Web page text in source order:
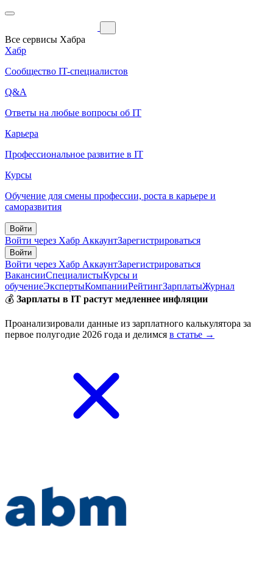
Все сервисы Хабра
Хабр
Сообщество IT-специалистов
Q&A
Ответы на любые вопросы об IT
Карьера
Профессиональное развитие в IT
Курсы
Обучение для смены профессии, роста в карьере и
саморазвития
Войти
Войти через Хабр АккаунтЗарегистрироваться
Войти
Войти через Хабр АккаунтЗарегистрироваться
ВакансииСпециалистыКурсы и
обучениеЭкспертыКомпанииРейтингЗарплатыЖурнал
💰 Зарплаты в IT растут медленнее инфляции
Проанализировали данные из зарплатного калькулятора за
первое полугодие 2026 года и делимся в статье →